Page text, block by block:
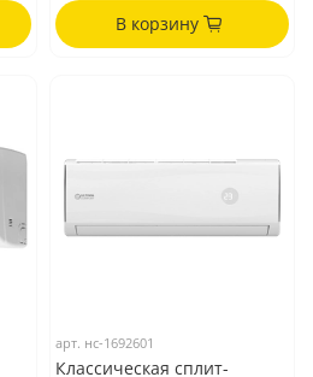
В корзину
арт. нс-1692601
Классическая сплит-